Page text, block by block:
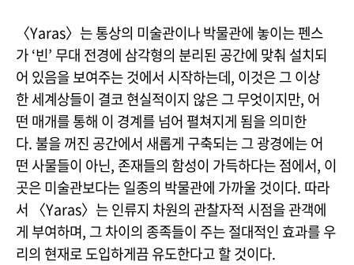
〈Yaras〉는 통상의 미술관이나 박물관에 놓이는 펜스
가 ‘빈’ 무대 전경에 삼각형의 분리된 공간에 맞춰 설치되
어 있음을 보여주는 것에서 시작하는데, 이것은 그 이상
한 세계상들이 결코 현실적이지 않은 그 무엇이지만, 어
떤 매개를 통해 이 경계를 넘어 펼쳐지게 됨을 의미한
다. 불을 꺼진 공간에서 새롭게 구축되는 그 광경에는 어
떤 사물들이 아닌, 존재들의 함성이 가득하다는 점에서, 이
곳은 미술관보다는 일종의 박물관에 가까울 것이다. 따라
서 〈Yaras〉는 인류지 차원의 관찰자적 시점을 관객에
게 부여하며, 그 차이의 종족들이 주는 절대적인 효과를 우
리의 현재로 도입하게끔 유도한다고 할 것이다.